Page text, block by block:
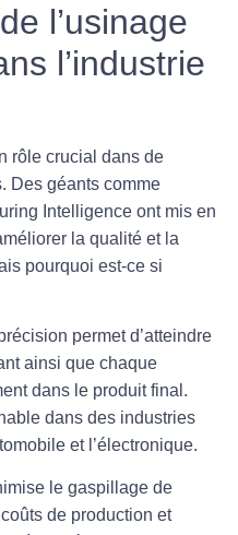
l’usinage
l’industrie
rôle crucial dans de
Des géants comme
Intelligence ont mis en
la qualité et la
pourquoi est-ce si
permet d’atteindre
ainsi que chaque
dans le produit final.
dans des industries
et l’électronique.
le gaspillage de
de production et